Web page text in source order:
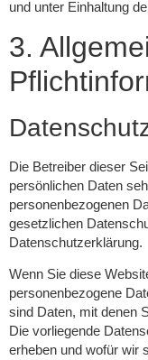
und unter Einhaltung
3.
Die Betreiber dieser
persönlichen Daten
personenbezogenen
gesetzlichen
Datenschutzerklärung.
Wenn Sie diese
personenbezogene
sind Daten, mit denen
Die vorliegende
erheben und wofür wir